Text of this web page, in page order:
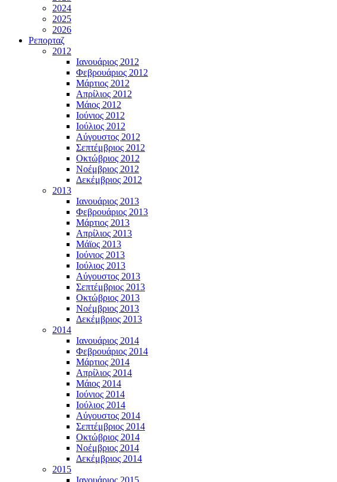
2024
2025
2026
Ρεπορταζ
2012
Ιανουάριος 2012
Φεβρουάριος 2012
Μάρτιος 2012
Απρίλιος 2012
Μάιος 2012
Ιούνιος 2012
Ιούλιος 2012
Αύγουστος 2012
Σεπτέμβριος 2012
Οκτώβριος 2012
Νοέμβριος 2012
Δεκέμβριος 2012
2013
Ιανουάριος 2013
Φεβρουάριος 2013
Μάρτιος 2013
Απρίλιος 2013
Μάϊος 2013
Ιούνιος 2013
Ιούλιος 2013
Αύγουστος 2013
Σεπτέμβριος 2013
Οκτώβριος 2013
Νοέμβριος 2013
Δεκέμβριος 2013
2014
Ιανουάριος 2014
Φεβρουάριος 2014
Μάρτιος 2014
Απρίλιος 2014
Μάιος 2014
Ιούνιος 2014
Ιούλιος 2014
Αύγουστος 2014
Σεπτέμβριος 2014
Οκτώβριος 2014
Νοέμβριος 2014
Δεκέμβριος 2014
2015
Ιανουάριος 2015